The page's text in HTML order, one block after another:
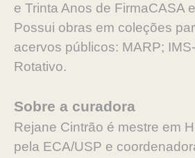
e Trinta Anos de FirmaCASA
Possui obras em coleções
acervos públicos: MARP;
Rotativo.
Sobre a curadora
Rejane Cintrão é mestre em
pela ECA/USP e